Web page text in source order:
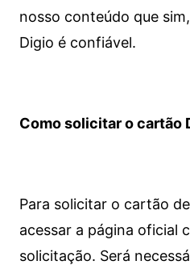
nosso conteúdo que
Digio é confiável.
Como solicitar o cartão
Para solicitar o cartão
acessar a página oficial
solicitação. Será